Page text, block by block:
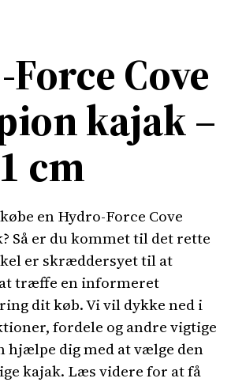
Cove
kajak –
cm
en Hydro-Force Cove
Så er du kommet til det rette
er skræddersyet til at
træffe en informeret
dit køb. Vi vil dykke ned i
fordele og andre vigtige
hjælpe dig med at vælge den
kajak. Læs videre for at få